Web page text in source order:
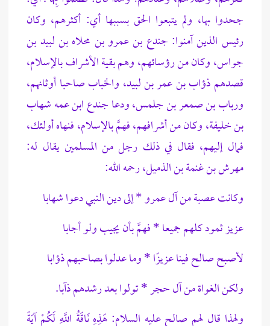
جحدوا بها، ولم يتبعوا الحق بسببها أي: أكثرهم، وكان
رئيس الذين آمنوا: جندع بن عمرو بن محلاه بن لبيد بن
جواس، وكان من رؤسائهم، وهم بقية الأشراف بالإسلام،
قصدهم ذؤاب بن عمر بن لبيد، والخباب صاحبا أوثانهم،
ورباب بن صمعر بن جلمس، ودعا جندع ابن عمه شهاب
بن خليفة، وكان من أشرافهم، فهمَّ بالإسلام، فنهاه أولئك،
فمال إليهم، فقال في ذلك رجل من المسلمين يقال له:
مهرش بن غنمة بن الذميل، رحمه الله:
وكانت عصبة من آل عمرو * إلى دين النبي دعوا شهابا
عزيز ثمود كلهم جميعا * فهمَّ بأن يجيب ولو أجابا
لأصبح صالح فينا عزيزًا * وما عدلوا بصاحبهم ذؤابا
ولكن الغواة من آل حجر * تولوا بعد رشدهم ذآبا.
ولهذا قال لهم صالح عليه السلام: هَذِهِ نَاقَةُ اللَّهِ لَكُمْ آيَةً